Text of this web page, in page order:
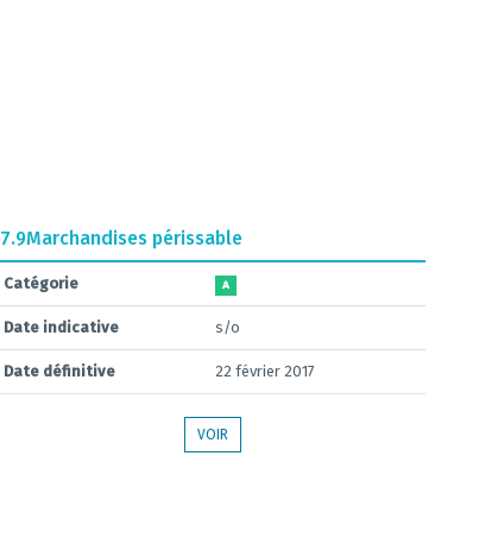
7.9Marchandises périssable
Catégorie A
Date indicative s/o
Date définitive 22 février 2017
VOIR